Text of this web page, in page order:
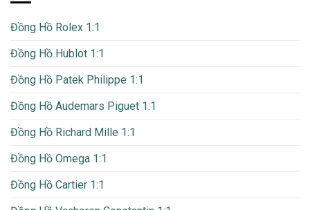
Đồng Hồ Rolex 1:1
Đồng Hồ Hublot 1:1
Đồng Hồ Patek Philippe 1:1
Đồng Hồ Audemars Piguet 1:1
Đồng Hồ Richard Mille 1:1
Đồng Hồ Omega 1:1
Đồng Hồ Cartier 1:1